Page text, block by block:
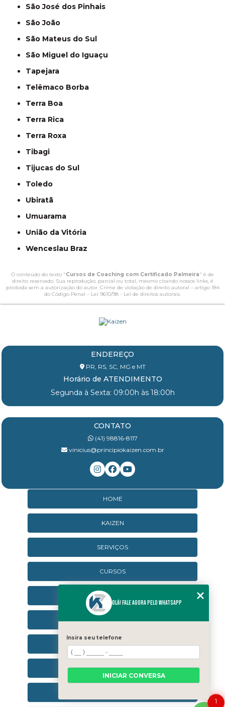
São José dos Pinhais
São João
São Mateus do Sul
São Miguel do Iguaçu
Tapejara
Telêmaco Borba
Terra Boa
Terra Rica
Terra Roxa
Tibagi
Tijucas do Sul
Toledo
Ubiratã
Umuarama
União da Vitória
Wenceslau Braz
O conteúdo do texto "Cursos de Coaching com Certificado Palmeira" é de
direito reservado. Sua reprodução, parcial ou total, mesmo citando nossos links, é
proibida sem a autorização do autor. Crime de violação de direito autoral – artigo 184
do Código Penal – Lei 9610/98 - Lei de direitos autorais.
ENDEREÇO
PR, RS, SC, MG e MT
Horário de ATENDIMENTO
Segunda à Sexta: 09:00h às 18:00h
CONTATO
(41) 98816-8117
vinicius@principiokaizen.com.br
HOME
KAIZEN
SERVIÇOS
CURSOS
CURSOS ONLINE
CONTATO
CATEGORIAS
1
Olá! Fale agora pelo WhatsApp
Insira seu telefone
INICIAR CONVERSA